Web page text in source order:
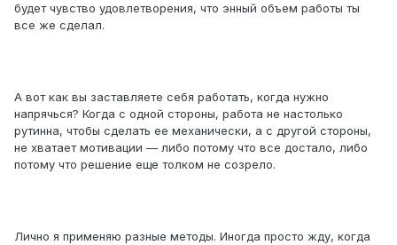
будет чувство удовлетворения, что энный объем работы ты
все же сделал.
А вот как вы заставляете себя работать, когда нужно
напрячься? Когда с одной стороны, работа не настолько
рутинна, чтобы сделать ее механически, а с другой стороны,
не хватает мотивации — либо потому что все достало, либо
потому что решение еще толком не созрело.
Лично я применяю разные методы. Иногда просто жду, когда